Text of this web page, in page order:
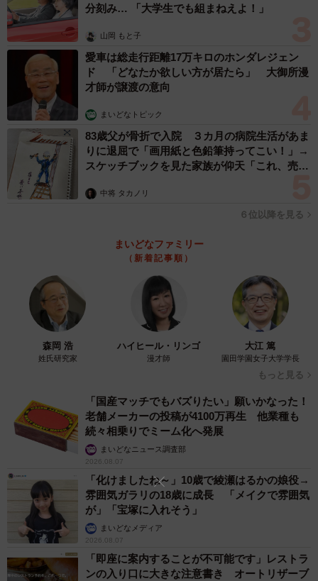
分刻み… 「大学生でも組まねえよ！」
山岡 もと子
愛車は総走行距離17万キロのホンダレジェン
ド 「どなたか欲しい方が居たら」 大御所漫
才師が譲渡の意向
まいどなトピック
83歳父が骨折で入院 ３カ月の病院生活があま
りに退屈で「画用紙と色鉛筆持ってこい！」→
スケッチブックを見た家族が仰天「これ、売れ
中将 タカノリ
６位以降を見る
まいどなファミリー
（新着記事順）
森岡 浩
姓氏研究家
ハイヒール・リンゴ
漫才師
大江 篤
園田学園女子大学学長
もっと見る
「国産マッチでもバズりたい」願いかなった！
老舗メーカーの投稿が4100万再生 他業種も
続々相乗りでミーム化へ発展
まいどなニュース調査部
2026.08.07
「化けましたね～」10歳で綾瀬はるかの娘役→
雰囲気ガラリの18歳に成長 「メイクで雰囲気
が」「宝塚に入れそう」
まいどなメディア
2026.08.07
「即座に案内することが不可能です」レストラ
ンの入り口に大きな注意書き オートリザーブ